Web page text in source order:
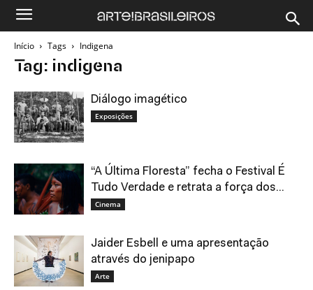
Início Tags Indigena
Tag: indigena
Diálogo imagético
Exposições
“A Última Floresta” fecha o Festival É
Tudo Verdade e retrata a força dos...
Cinema
Jaider Esbell e uma apresentação
através do jenipapo
Arte